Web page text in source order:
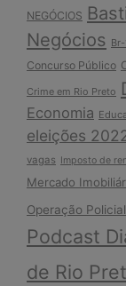
NEGÓCIOS
Negócios
Concurso Público
Crime em Rio Preto
Economia
eleições
vagas Imposto de
Mercado
Operação Policial
Podcast
de Rio